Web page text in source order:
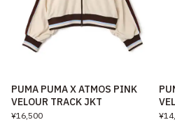
PUMA PUMA X ATMOS PINK
VELOUR TRACK JKT
¥16,500